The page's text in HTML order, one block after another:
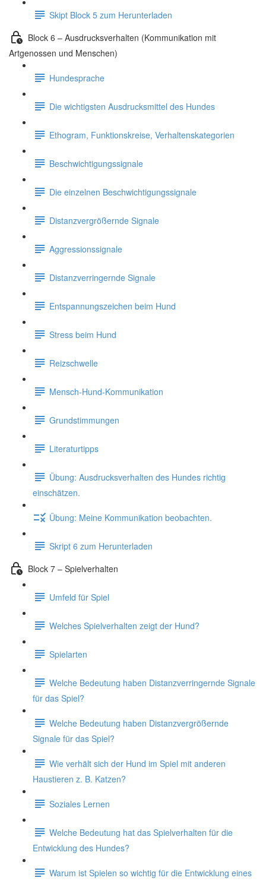
Skipt Block 5 zum Herunterladen
Block 6 – Ausdrucksverhalten (Kommunikation mit
Artgenossen und Menschen)
Hundesprache
Die wichtigsten Ausdrucksmittel des Hundes
Ethogram, Funktionskreise, Verhaltenskategorien
Beschwichtigungssignale
Die einzelnen Beschwichtigungssignale
Distanzvergrößernde Signale
Aggressionssignale
Distanzverringernde Signale
Entspannungszeichen beim Hund
Stress beim Hund
Reizschwelle
Mensch-Hund-Kommunikation
Grundstimmungen
Literaturtipps
Übung: Ausdrucksverhalten des Hundes richtig
einschätzen.
Übung: Meine Kommunikation beobachten.
Skript 6 zum Herunterladen
Block 7 – Spielverhalten
Umfeld für Spiel
Welches Spielverhalten zeigt der Hund?
Spielarten
Welche Bedeutung haben Distanzverringernde Signale
für das Spiel?
Welche Bedeutung haben Distanzvergrößernde
Signale für das Spiel?
Wie verhält sich der Hund im Spiel mit anderen
Haustieren z. B. Katzen?
Soziales Lernen
Welche Bedeutung hat das Spielverhalten für die
Entwicklung des Hundes?
Warum ist Spielen so wichtig für die Entwicklung eines